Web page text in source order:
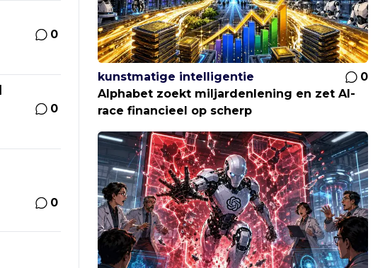
0
0
0
kunstmatige intelligentie
0
Alphabet zoekt miljardenlening en zet AI-
race financieel op scherp